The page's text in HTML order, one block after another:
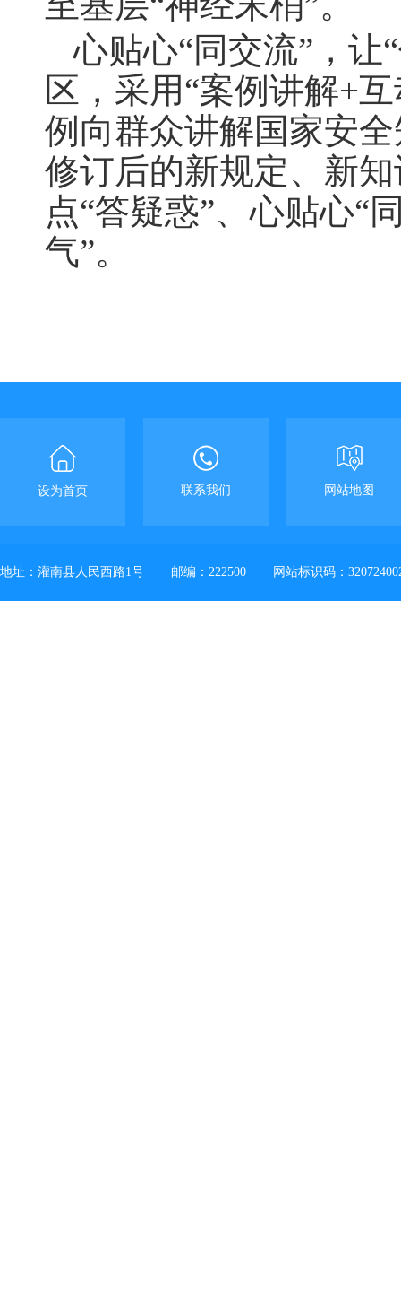
心贴心“同交流” ， 让
区 ， 采用“案例讲解+
例向群众讲解国家安
修订后的新规定、新
点“答疑惑”、心贴心“
气”。
设为首页 联系我们 网站地图
地址：灌南县人民西路1号 邮编：222500 网站标识码：